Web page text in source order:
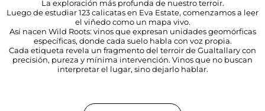
La exploración más profunda de nuestro terroir.
Luego de estudiar 123 calicatas en Eva Estate, comenzamos a leer
el viñedo como un mapa vivo.
Así nacen Wild Roots: vinos que expresan unidades geomórficas
específicas, donde cada suelo habla con voz propia.
Cada etiqueta revela un fragmento del terroir de Gualtallary con
precisión, pureza y mínima intervención. Vinos que no buscan
interpretar el lugar, sino dejarlo hablar.